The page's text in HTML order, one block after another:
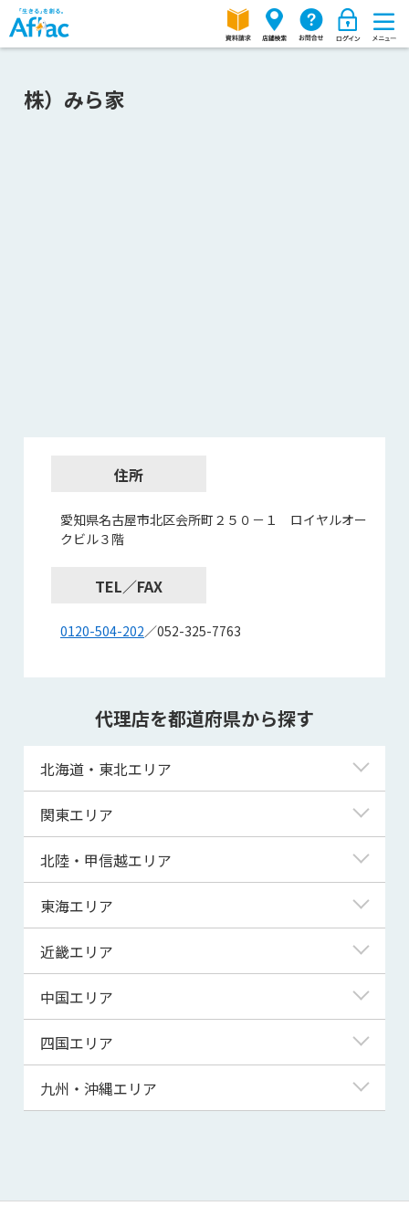
株）みら家
住所
愛知県名古屋市北区会所町２５０－１ ロイヤルオー
クビル３階
TEL／FAX
0120-504-202／052-325-7763
代理店を都道府県から探す
北海道・東北エリア
北海道
青森県
宮城県
秋田県
山形県
関東エリア
東京都
神奈川県
埼玉県
千葉県
茨城県
群馬県
北陸・甲信越エリア
新潟県
富山県
福井県
山梨県
長野県
東海エリア
岐阜県
静岡県
三重県
近畿エリア
滋賀県
京都府
大阪府
兵庫県
和歌山県
中国エリア
鳥取県
島根県
山口県
四国エリア
徳島県
高知県
九州・沖縄エリア